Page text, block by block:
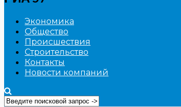
Экономика
Общество
Происшествия
Строительство
Контакты
Новости компаний